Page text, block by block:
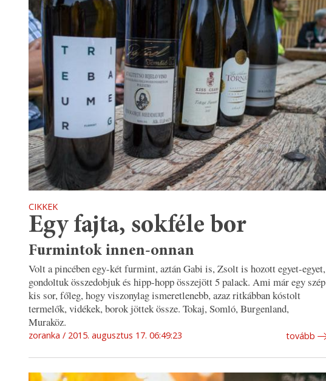
CIKKEK
Egy fajta, sokféle bor
Furmintok innen-onnan
Volt a pincében egy-két furmint, aztán Gabi is, Zsolt is hozott egyet-egyet,
gondoltuk összedobjuk és hipp-hopp összejött 5 palack. Ami már egy szép
kis sor, főleg, hogy viszonylag ismeretlenebb, azaz ritkábban kóstolt
termelők, vidékek, borok jöttek össze. Tokaj, Somló, Burgenland,
Muraköz.
zoranka 2015. augusztus 17. 06:49:23 tovább